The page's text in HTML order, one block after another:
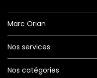
Marc Orian
Nos services
Nos catégories